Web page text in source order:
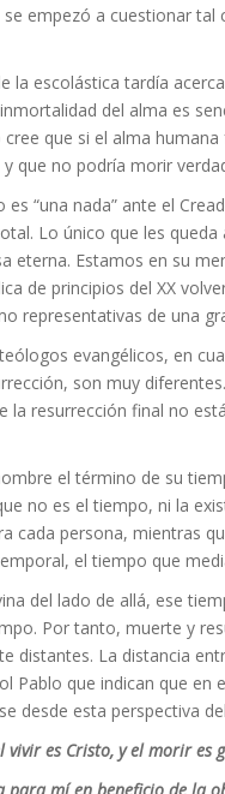
empezó a cuestionar
la escolástica tardía
del alma es
que si el alma
que no podría morir
“una nada” ante el
Lo único que les
eterna. Estamos en su
de principios del XX
representativas de una
evangélicos, en
son muy
la resurrección final no
el término de su
no es el tiempo, ni la
cada persona, mientras
el tiempo que
del lado de allá, ese
Por tanto, muerte y
distantes. La distancia
Pablo que indican que
desde esta perspectiva
vivir es Cristo, y el morir es